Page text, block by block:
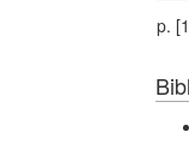
p.